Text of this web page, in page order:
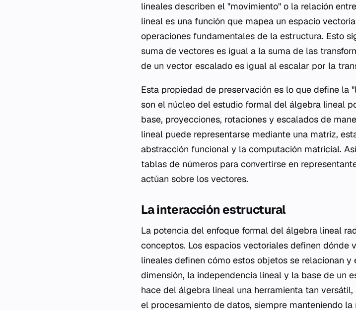
lineales describen el "movimiento" o la relación
lineal es una función que mapea un espacio
operaciones fundamentales de la estructura. Esto
suma de vectores es igual a la suma de las
de un vector escalado es igual al escalar por la
Esta propiedad de preservación es lo que define la
son el núcleo del estudio formal del álgebra lineal
base, proyecciones, rotaciones y escalados de
lineal puede representarse mediante una matriz,
abstracción funcional y la computación matricial.
tablas de números para convertirse en
actúan sobre los vectores.
La interacción estructural
La potencia del enfoque formal del álgebra lineal
conceptos. Los espacios vectoriales definen dónde
lineales definen cómo estos objetos se relacionan
dimensión, la independencia lineal y la base de un
hace del álgebra lineal una herramienta tan
el procesamiento de datos, siempre manteniendo